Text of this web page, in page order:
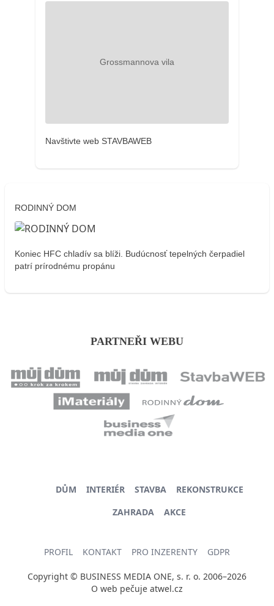
Navštivte web STAVBAWEB
RODINNÝ DOM
Koniec HFC chladív sa blíži. Budúcnosť tepelných čerpadiel
patrí prírodnému propánu
PARTNEŘI WEBU
DŮM INTERIÉR STAVBA
REKONSTRUKCE
ZAHRADA
AKCE
PROFIL KONTAKT PRO INZERENTY GDPR
Copyright © BUSINESS MEDIA ONE, s. r. o. 2006–2026